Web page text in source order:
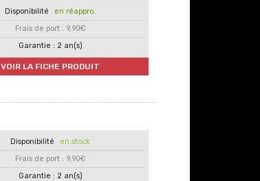
en réappro.
Frais de port : 9,90€
Garantie : 2 an(s)
VOIR LA FICHE PRODUIT
en stock
Frais de port : 9,90€
Garantie : 2 an(s)